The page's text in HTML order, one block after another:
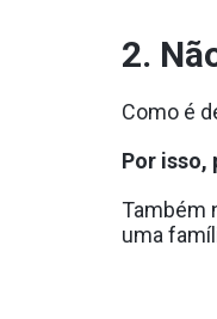
2.
Como é
Por isso,
Também
uma